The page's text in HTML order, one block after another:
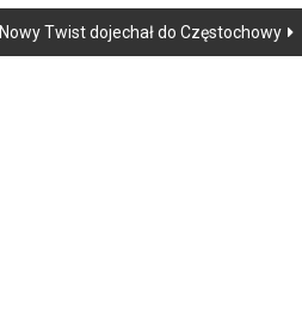
Nowy Twist dojechał do Częstochowy